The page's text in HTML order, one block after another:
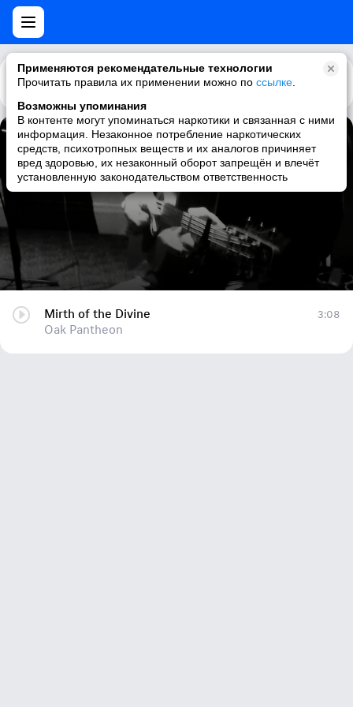
Применяются рекомендательные технологии
Прочитать правила их применении можно по ссылке
Возможны упоминания
В контенте могут упоминаться наркотики и связанная с ними
информация. Незаконное потребление наркотических
средств, психотропных веществ и их аналогов причиняет
вред здоровью, их незаконный оборот запрещён и влечёт
установленную законодательством ответственность
Каталог Рекомендации
Mirth of the Divine
Oak Pantheon
Mirth of the Divine
Oak Pantheon
3:08